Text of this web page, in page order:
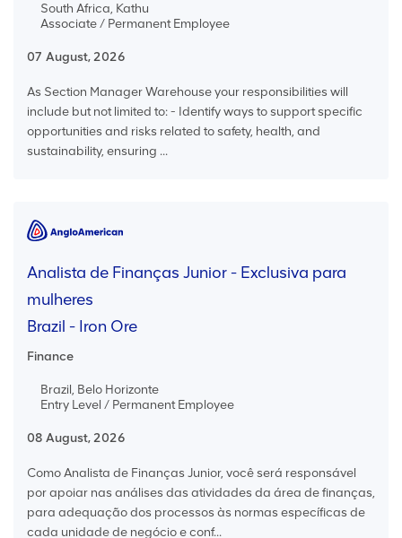
South Africa, Kathu
Associate / Permanent Employee
07 August, 2026
As Section Manager Warehouse your responsibilities will
include but not limited to: - Identify ways to support specific
opportunities and risks related to safety, health, and
sustainability, ensuring ...
Analista de Finanças Junior - Exclusiva para
mulheres
Brazil - Iron Ore
Finance
Brazil, Belo Horizonte
Entry Level / Permanent Employee
08 August, 2026
Como Analista de Finanças Junior, você será responsável
por apoiar nas análises das atividades da área de finanças,
para adequação dos processos às normas específicas de
cada unidade de negócio e conf...